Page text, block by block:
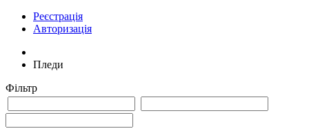
Реєстрація
Авторизація
Пледи
Фільтр